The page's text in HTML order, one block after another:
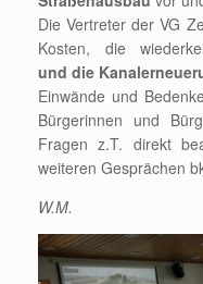
Die Vertreter der VG
Kosten, die
und die
Einwände und
Bürgerinnen und
Fragen z.T. direkt
weiteren Gesprächen
W.M.